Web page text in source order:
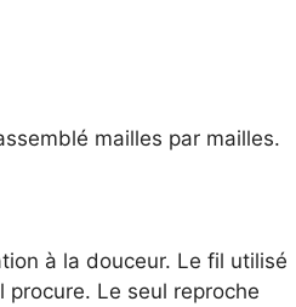
mailles par mailles.
à la douceur. Le fil utilisé
procure. Le seul reproche